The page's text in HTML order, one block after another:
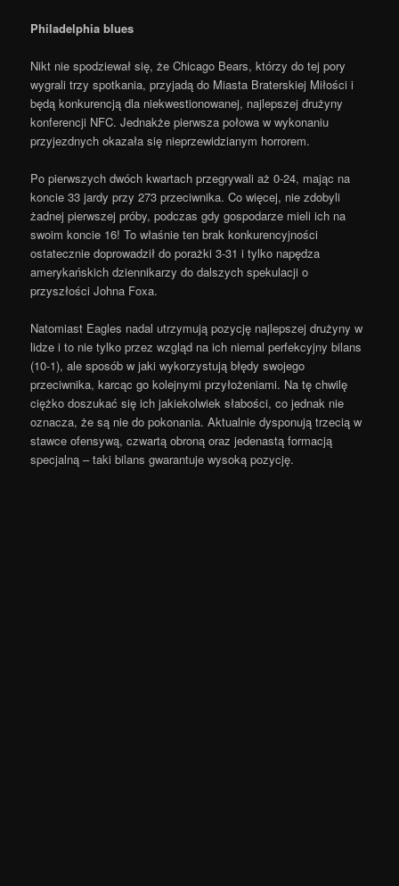
Philadelphia blues
Nikt nie spodziewał się, że Chicago Bears, którzy do tej pory
wygrali trzy spotkania, przyjadą do Miasta Braterskiej Miłości i
będą konkurencją dla niekwestionowanej, najlepszej drużyny
konferencji NFC. Jednakże pierwsza połowa w wykonaniu
przyjezdnych okazała się nieprzewidzianym horrorem.
Po pierwszych dwóch kwartach przegrywali aż 0-24, mając na
koncie 33 jardy przy 273 przeciwnika. Co więcej, nie zdobyli
żadnej pierwszej próby, podczas gdy gospodarze mieli ich na
swoim koncie 16!To właśnie ten brak konkurencyjności
ostatecznie doprowadził do porażki 3-31 i tylko napędza
amerykańskich dziennikarzy do dalszych spekulacji o
przyszłości Johna Foxa.
Natomiast Eagles nadal utrzymują pozycję najlepszej drużyny w
lidze i to nie tylko przez wzgląd na ich niemal perfekcyjny bilans
(10-1), ale sposób w jaki wykorzystują błędy swojego
przeciwnika, karcąc go kolejnymi przyłożeniami. Na tę chwilę
ciężko doszukać się ich jakiekolwiek słabości, co jednak nie
oznacza, że są nie do pokonania. Aktualnie dysponują trzecią w
stawce ofensywą, czwartą obroną oraz jedenastą formacją
specjalną – taki bilans gwarantuje wysoką pozycję.